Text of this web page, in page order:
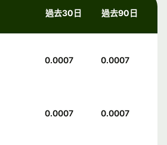
過去30日 過去90日
0.0007 0.0007
0.0007 0.0007